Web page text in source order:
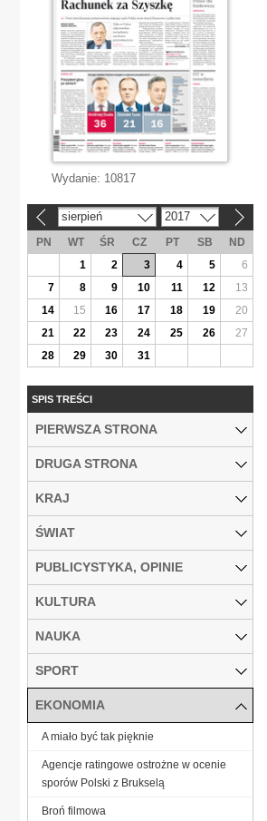
Wydanie: 10817
sierpień 2017
PN WT ŚR CZ PT SB
ND
1
2 3 4 5
6
7
8 9 10 11 12
13
14
15 16 17 18 19
20
21
22 23 24 25 26
27
28
29 30 31
SPIS TREŚCI
PIERWSZA STRONA
DRUGA STRONA
KRAJ
ŚWIAT
PUBLICYSTYKA, OPINIE
KULTURA
NAUKA
SPORT
EKONOMIA
A miało być tak pięknie
Agencje ratingowe ostrożne w ocenie
sporów Polski z Brukselą
Broń filmowa